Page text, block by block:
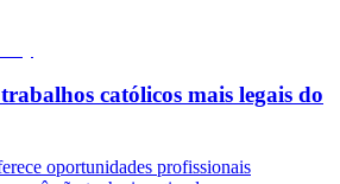
trabalhos católicos mais legais do
oportunidades profissionais